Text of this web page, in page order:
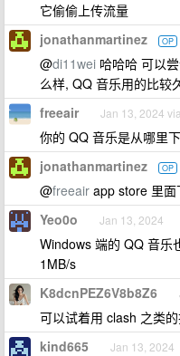
它偷偷上传流量
jonathanmartinez OP
@di11wei 哈哈哈 可以
么样, QQ 音乐用的比较
freeair Jan 13, 2024
你的 QQ 音乐是从哪里
jonathanmartinez OP
@freeair app store 里面
Yeo0o Jan 13, 2024
Windows 端的 QQ 音乐
1MB/s
K8dcnPEZ6V8b8Z6
可以试着用 clash 之类
kind665 Jan 13, 2024